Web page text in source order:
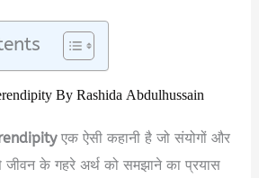
By Rashida Abdulhussain
एक ऐसी कहानी है जो संयोगों और
के गहरे अर्थ को समझाने का प्रयास